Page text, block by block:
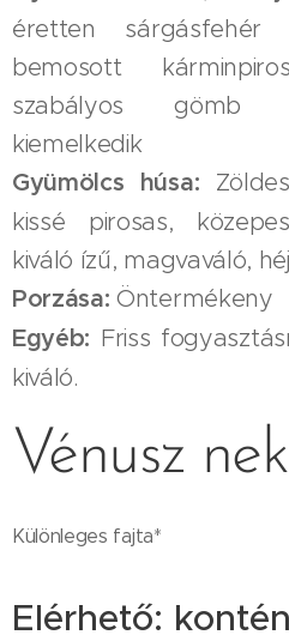
éretten sárgásfehér
bemosott
szabályos gömb
kiemelkedik
Gyümölcs húsa:
kissé pirosas,
kiváló ízű, magvaváló,
Porzása:Öntermékeny
Egyéb: Friss
kiváló.
Vénusz
Különleges fajta*
Elérhető: